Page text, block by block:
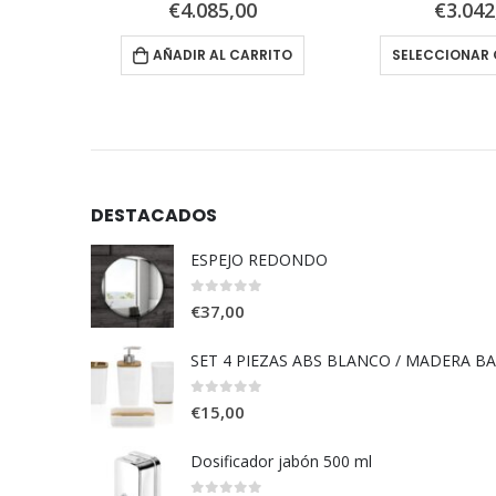
€4.085,00
AÑADIR AL CARRITO
€
SELECCIONAR
DESTACADOS
ESPEJO REDONDO
€37,00
SET 4 PIEZAS ABS BLANCO / MADERA
€15,00
Dosificador jabón 500 ml